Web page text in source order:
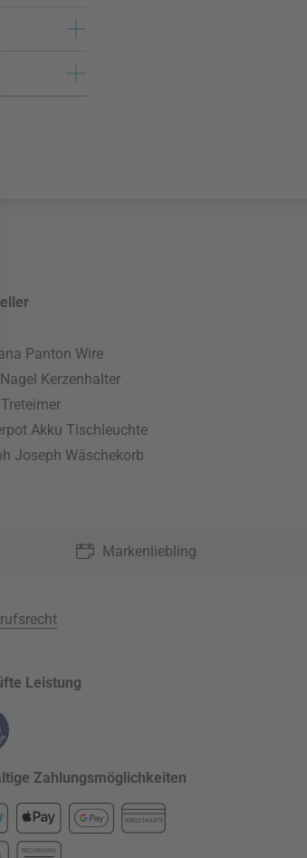
Panton Wire
Kerzenhalter
Akku Tischleuchte
Joseph Wäschekorb
Markenliebling
Leistung
Zahlungsmöglichkeiten
KREDITKARTE
RECHNUNG